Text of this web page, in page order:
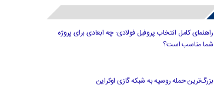
راهنمای کامل انتخاب پروفیل فولادی: چه ابعادی برای پروژه
شما مناسب است؟
بزرگ‌ترین حمله روسیه به شبکه گازی اوکراین